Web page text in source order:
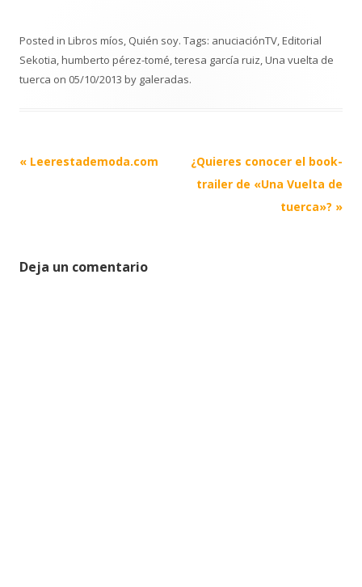
Posted in Libros míos, Quién soy. Tags: anuciaciónTV,Editorial
Sekotia,humberto pérez-tomé,teresa garcía ruiz,Una vuelta de
tuerca on 05/10/2013 by galeradas.
Post
« Leerestademoda.com
¿Quieres conocer el book-
trailer de «Una Vuelta de
tuerca»? »
Deja un comentario